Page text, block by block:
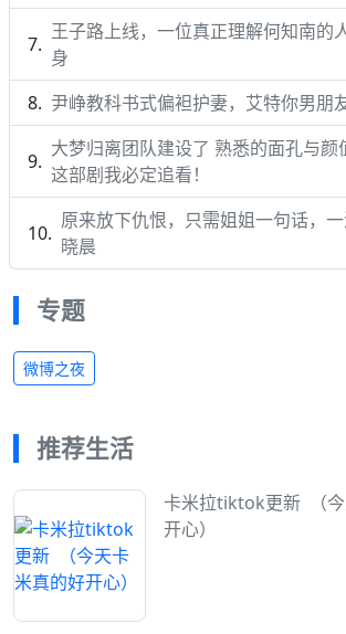
王子路上线，一位真正理解何知南的
身
尹峥教科书式偏袒护妻，艾特你男朋
大梦归离团队建设了 熟悉的面孔与颜
这部剧我必定追看！
原来放下仇恨，只需姐姐一句话，
晓晨
专题
微博之夜
推荐生活
卡米拉tiktok更新 ​​​​ （
开心）